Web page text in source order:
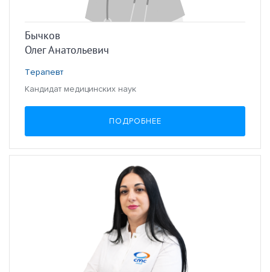
Бычков
Олег Анатольевич
Терапевт
Кандидат медицинских наук
ПОДРОБНЕЕ